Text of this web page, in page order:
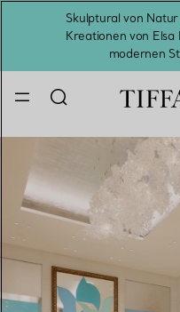
Skulptural von
Kreationen von Elsa
modernen